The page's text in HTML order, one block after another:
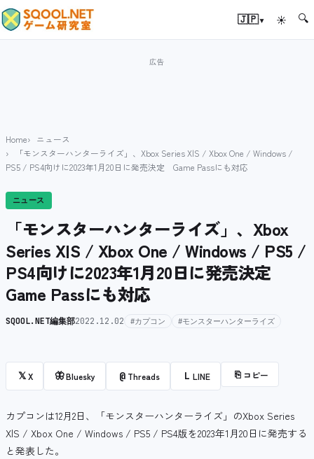
🇯🇵▾ ☀ 🔍
Home
ニュース
「モンスターハンターライズ」、Xbox Series X|S / Xbox One / Windows /
PS5 / PS4向けに2023年1月20日に発売決定 Game Passにも対応
ニュース
「モンスターハンターライズ」、Xbox
Series X|S / Xbox One / Windows / PS5 /
PS4向けに2023年1月20日に発売決定
Game Passにも対応
SQOOL.NET編集部2022.12.02 #カプコン #モンスターハンターライズ
𝕏X 🦋Bluesky @ Threads L LINE ⎘ コピー
カプコンは12月2日、「モンスターハンターライズ」のXbox Series
X|S / Xbox One / Windows / PS5 / PS4版を2023年1月20日に発売する
と発表した。